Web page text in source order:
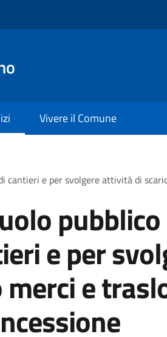
Vivere il Comune
cantieri e per svolgere attività di
e per
e